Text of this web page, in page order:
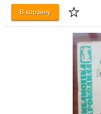
В корзину